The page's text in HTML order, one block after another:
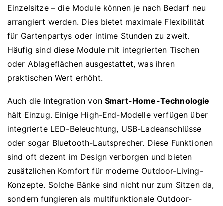
Einzelsitze – die Module können je nach Bedarf neu
arrangiert werden. Dies bietet maximale Flexibilität
für Gartenpartys oder intime Stunden zu zweit.
Häufig sind diese Module mit integrierten Tischen
oder Ablageflächen ausgestattet, was ihren
praktischen Wert erhöht.
Auch die Integration von Smart-Home-Technologie
hält Einzug. Einige High-End-Modelle verfügen über
integrierte LED-Beleuchtung, USB-Ladeanschlüsse
oder sogar Bluetooth-Lautsprecher. Diese Funktionen
sind oft dezent im Design verborgen und bieten
zusätzlichen Komfort für moderne Outdoor-Living-
Konzepte. Solche Bänke sind nicht nur zum Sitzen da,
sondern fungieren als multifunktionale Outdoor-